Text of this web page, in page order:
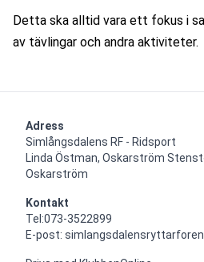
Detta ska alltid vara ett fokus i
av tävlingar och andra aktiviteter.
Adress
Simlångsdalens RF - Ridsport
Linda Östman, Oskarström
Oskarström
Kontakt
Tel:073-3522899
E-post: